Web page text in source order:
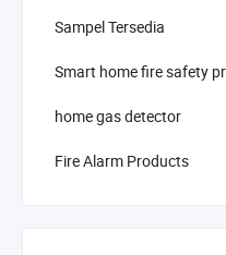
Sampel Tersedia
Smart home fire safety
home gas detector
Fire Alarm Products